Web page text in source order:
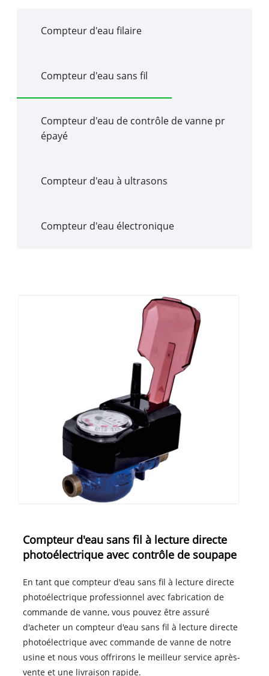
Compteur d'eau filaire
Compteur d'eau sans fil
Compteur d'eau de contrôle de vanne pr
épayé
Compteur d'eau à ultrasons
Compteur d'eau électronique
Compteur d'eau sans fil à lecture directe
photoélectrique avec contrôle de soupape
En tant que compteur d'eau sans fil à lecture directe
photoélectrique professionnel avec fabrication de
commande de vanne, vous pouvez être assuré
d'acheter un compteur d'eau sans fil à lecture directe
photoélectrique avec commande de vanne de notre
usine et nous vous offrirons le meilleur service après-
vente et une livraison rapide.